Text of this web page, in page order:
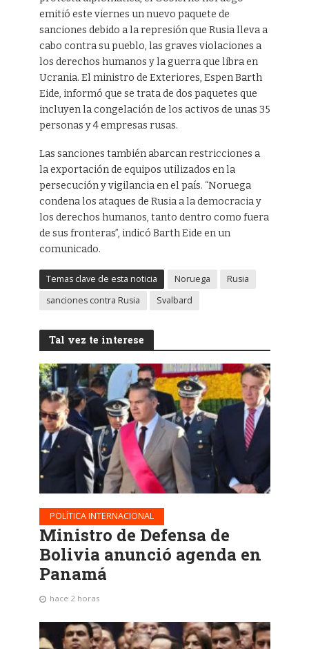
emitió este viernes un nuevo paquete de
sanciones debido a la represión que Rusia lleva a
cabo contra su pueblo, las graves violaciones a
los derechos humanos y la guerra que libra en
Ucrania. El ministro de Exteriores, Espen Barth
Eide, informó que se trata de dos paquetes que
incluyen la congelación de los activos de unas 35
personas y 4 empresas rusas.
Las sanciones también abarcan restricciones a
la exportación de equipos utilizados en la
persecución y vigilancia en el país. “Noruega
condena los ataques de Rusia a la democracia y
los derechos humanos, tanto dentro como fuera
de sus fronteras”, indicó Barth Eide en un
comunicado.
Temas clave de esta noticia Noruega
Rusia
sanciones contra Rusia
Svalbard
Tal vez te interese
POLÍTICA INTERNACIONAL
Ministro de Defensa de
Bolivia anunció agenda en
Panamá
hace 2 horas